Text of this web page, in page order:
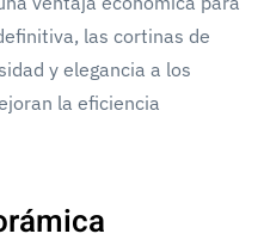
las cortinas de
y elegancia a los
la eficiencia